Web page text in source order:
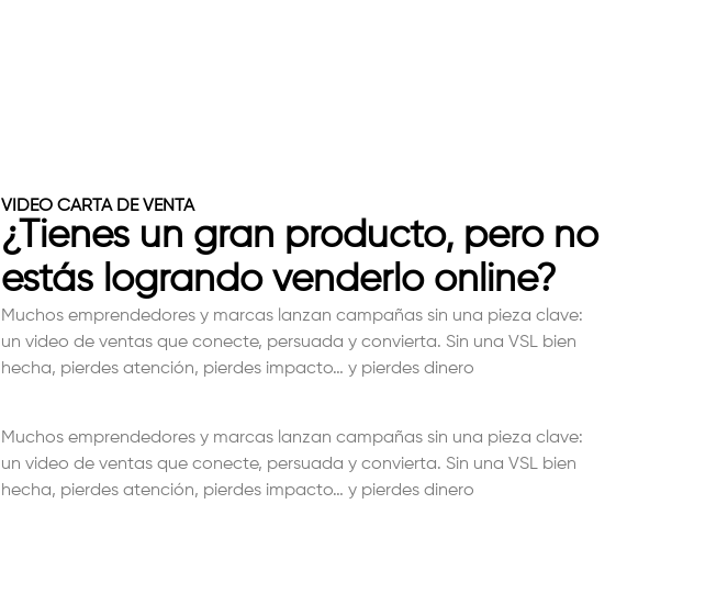
VIDEO CARTA DE VENTA
¿Tienes un gran producto, pero no
estás logrando venderlo online?
Muchos emprendedores y marcas lanzan campañas sin una pieza clave:
un video de ventas que conecte, persuada y convierta. Sin una VSL bien
hecha, pierdes atención, pierdes impacto… y pierdes dinero
Muchos emprendedores y marcas lanzan campañas sin una pieza clave:
un video de ventas que conecte, persuada y convierta. Sin una VSL bien
hecha, pierdes atención, pierdes impacto… y pierdes dinero